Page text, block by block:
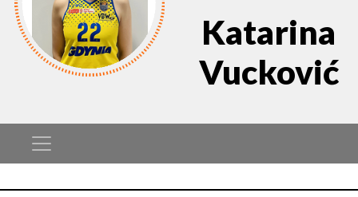
Katarina
Vucković